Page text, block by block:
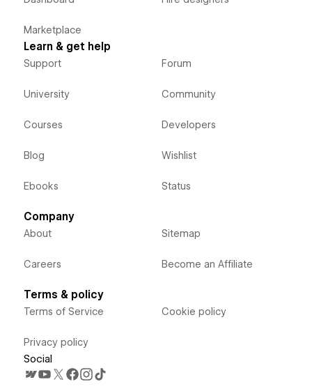
Marketplace
Learn & get help
Support
University
Courses
Blog
Ebooks
Forum
Community
Developers
Wishlist
Status
Company
About
Careers
Sitemap
Become an Affiliate
Terms & policy
Terms of Service
Privacy policy
Cookie policy
Social